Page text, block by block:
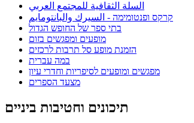
السلة الثقافية للمجتمع العربي
קרקס ופנטומימה - السيرك والبانتومايم
בתי ספר של החופש הגדול
מופעים ומפגשים בזום
הזמנת מופע סל תרבות לרכזים
במה עברית
מפגשים ומופעים לסיפריות וחדרי עיון
מצעד הספרים
תיכונים וחטיבות ביניים